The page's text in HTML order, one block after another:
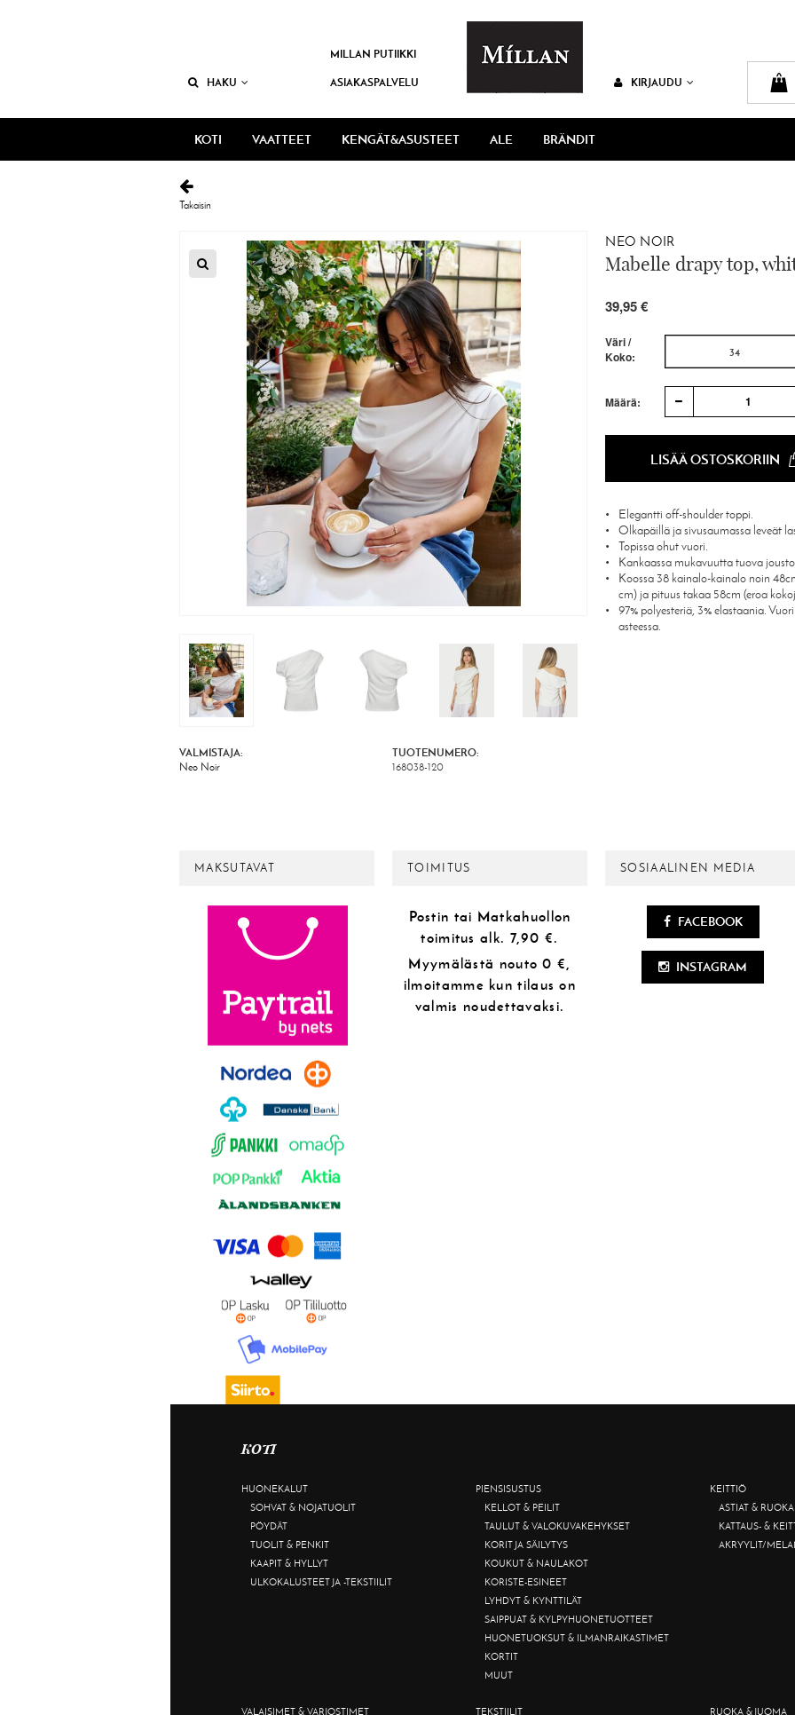
HAKU
MILLAN PUTIIKKI
ASIAKASPALVELU KIRJAUDU
KOTI VAATTEET KENGÄT&ASUSTEET ALE BRÄNDIT
Takaisin
NEO NOIR
Mabelle drapy top,
39,95 €
Väri /
Koko:
34
Määrä: 1
LISÄÄ OSTOSKORIIN
Elegantti off-shoulder toppi.
Olkapäillä ja sivusaumassa leveät
Topissa ohut vuori.
Kankaassa mukavuutta tuova
Koossa 38 kainalo-kainalo noin
cm) ja pituus takaa 58cm (eroa
97% polyesteriä, 3% elastaania.
asteessa.
VALMISTAJA:
Neo Noir
TUOTENUMERO:
168038-120
MAKSUTAVAT TOIMITUS
Postin tai Matkahuollon
toimitus alk. 7,90 €.
Myymälästä nouto 0 €,
ilmoitamme kun tilaus on
valmis noudettavaksi.
SOSIAALINEN MEDIA
FACEBOOK
INSTAGRAM
KOTI
HUONEKALUT
SOHVAT & NOJATUOLIT
PÖYDÄT
TUOLIT & PENKIT
KAAPIT & HYLLYT
ULKOKALUSTEET JA -TEKSTIILIT
PIENSISUSTUS
KELLOT & PEILIT
TAULUT & VALOKUVAKEHYKSET
KORIT JA SÄILYTYS
KOUKUT & NAULAKOT
KORISTE-ESINEET
LYHDYT & KYNTTILÄT
SAIPPUAT & KYLPYHUONETUOTTEET
HUONETUOKSUT & ILMANRAIKASTIMET
KORTIT
MUUT
KEITTIÖ
ASTIAT &
KATTAUS- &
AKRYYLIT/
VALAISIMET & VARJOSTIMET
TEKSTIILIT
RUOKA & JUOMA